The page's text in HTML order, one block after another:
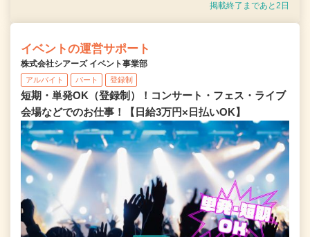
掲載終了まであと2日
イベントの運営サポート
株式会社シアーズ イベント事業部
アルバイト パート 登録制
短期・単発OK（登録制）！コンサート・フェス・ライブ
会場などでのお仕事！【日給3万円×日払いOK】